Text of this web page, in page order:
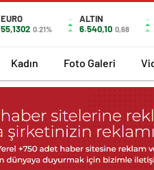
EURO
55,1302 0.21%
ALTIN
6.540,10 0,68
Kadın Foto Galeri